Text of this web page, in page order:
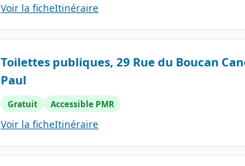
Voir la ficheItinéraire
Toilettes publiques, 29 Rue du Boucan
Paul
Gratuit Accessible PMR
Voir la ficheItinéraire